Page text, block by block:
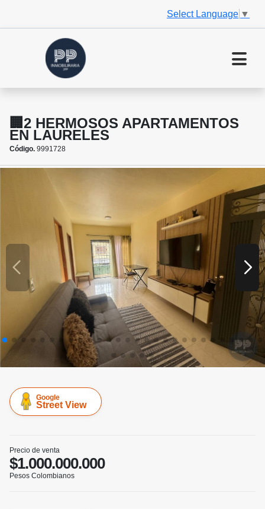
Select Language ▼
🏢2 HERMOSOS APARTAMENTOS
EN LAURELES
Código. 9991728
Google
Street View
Precio de venta
$1.000.000.000
Pesos Colombianos